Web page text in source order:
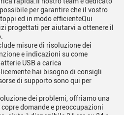
per garantire che il vostro
ed in modo efficienteQui
progettati per aiutarvi a ottenere il
misure di risoluzione dei
e indicazioni su come
USB a carica
hai bisogno di consigli
di supporto sono qui per
dei problemi, offriamo una
domande e preoccupazioni